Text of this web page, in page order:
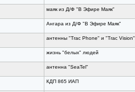
маяк из Д/Ф "В Эфире Маяк"
Ангара из Д/Ф "В Эфире Маяк"
антенны "Trac Phone" и "Trac Vision"
жизнь "белых" людей
антенна "SeaTel"
КДП 865 ИАП